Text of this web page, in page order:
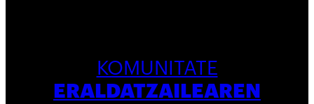
KOMUNITATE
ERALDATZAILEAREN